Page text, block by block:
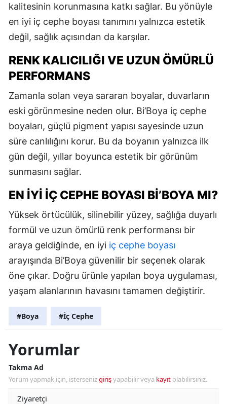
kalitesinin korunmasına katkı sağlar. Bu yönüyle
en iyi iç cephe boyası tanımını yalnızca estetik
değil, sağlık açısından da karşılar.
RENK KALICILIĞI VE UZUN ÖMÜRLÜ
PERFORMANS
Zamanla solan veya sararan boyalar, duvarların
eski görünmesine neden olur. Bi’Boya iç cephe
boyaları, güçlü pigment yapısı sayesinde uzun
süre canlılığını korur. Bu da boyanın yalnızca ilk
gün değil, yıllar boyunca estetik bir görünüm
sunmasını sağlar.
EN İYI İÇ CEPHE BOYASI BI’BOYA MI?
Yüksek örtücülük, silinebilir yüzey, sağlığa duyarlı
formül ve uzun ömürlü renk performansı bir
araya geldiğinde, en iyi iç cephe boyası
arayışında Bi’Boya güvenilir bir seçenek olarak
öne çıkar. Doğru ürünle yapılan boya uygulaması,
yaşam alanlarının havasını tamamen değiştirir.
#Boya #İç Cephe
Yorumlar
Takma Ad
Yorum yapmak için, istersenizgirişyapabilir veya kayıt olabilirsiniz.